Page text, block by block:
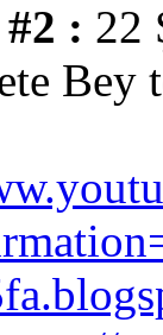
: 22
Bey